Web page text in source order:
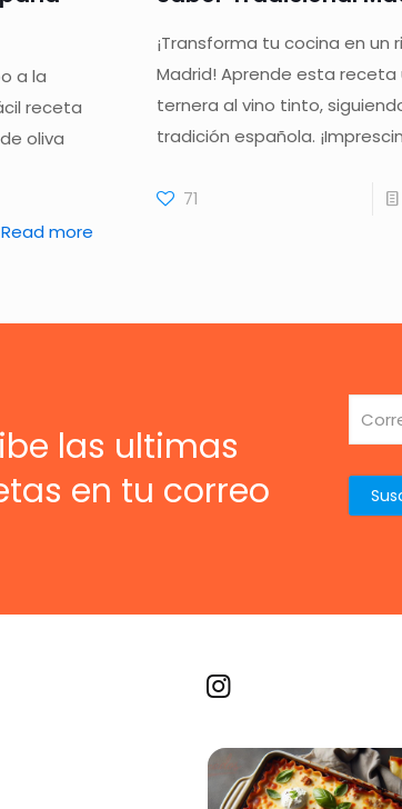
a la
receta
oliva
Read more
¡Transforma tu cocina en un
Madrid! Aprende esta receta
ternera al vino tinto,
tradición española.
71
las ultimas
en tu correo